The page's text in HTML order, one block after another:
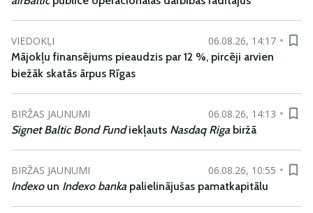
VIEDOKĻI
06.08.26, 14:17
Mājokļu finansējums pieaudzis par 12 %, pircēji arvien
biežāk skatās ārpus Rīgas
BIRŽAS JAUNUMI
06.08.26, 14:13
Signet Baltic Bond Fundiekļauts Nasdaq Riga biržā
BIRŽAS JAUNUMI
06.08.26, 10:55
Indexoun Indexo banka palielinājušas pamatkapitālu